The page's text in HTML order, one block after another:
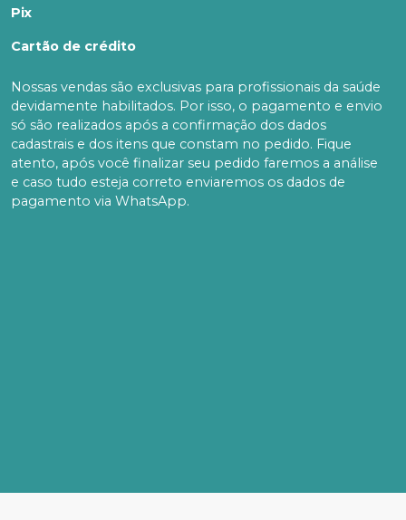
Pix
Cartão de crédito
Nossas vendas são exclusivas para profissionais da saúde
devidamente habilitados. Por isso, o pagamento e envio
só são realizados após a confirmação dos dados
cadastrais e dos itens que constam no pedido. Fique
atento, após você finalizar seu pedido faremos a análise
e caso tudo esteja correto enviaremos os dados de
pagamento via WhatsApp.